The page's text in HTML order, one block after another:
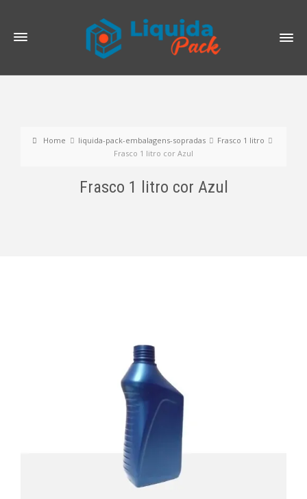
Home liquida-pack-embalagens-sopradas
Frasco 1 litro
Frasco 1 litro cor Azul
Frasco 1 litro cor Azul